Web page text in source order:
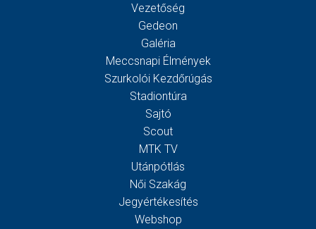
Vezetőség
Gedeon
Galéria
Meccsnapi Élmények
Szurkolói Kezdőrúgás
Stadiontúra
Sajtó
Scout
MTK TV
Utánpótlás
Női Szakág
Jegyértékesítés
Webshop